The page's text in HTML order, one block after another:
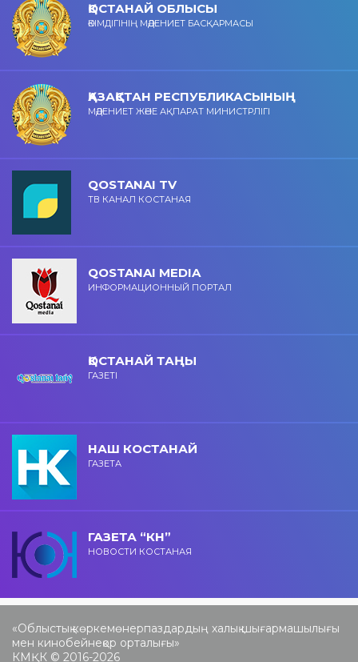
ҚОСТАНАЙ ОБЛЫСЫ
ӘКІМДІГІНІҢ МӘДЕНИЕТ БАСҚАРМАСЫ
ҚАЗАҚСТАН РЕСПУБЛИКАСЫНЫҢ
МӘДЕНИЕТ ЖӘНЕ АҚПАРАТ МИНИСТРЛІГІ
QOSTANAI TV
ТВ КАНАЛ КОСТАНАЯ
QOSTANAI MEDIA
ИНФОРМАЦИОННЫЙ ПОРТАЛ
ҚОСТАНАЙ ТАҢЫ
ГАЗЕТІ
НАШ КОСТАНАЙ
ГАЗЕТА
ГАЗЕТА “КН”
НОВОСТИ КОСТАНАЯ
«Облыстық көркемөнерпаздардың халық шығармашылығы
мен кинобейнеқор орталығы»
КМҚК © 2016-2026